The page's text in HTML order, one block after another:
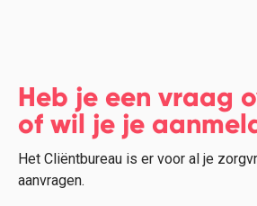
Heb je een vraag
of wil je je
Het Cliëntbureau is er voor al je
aanvragen.